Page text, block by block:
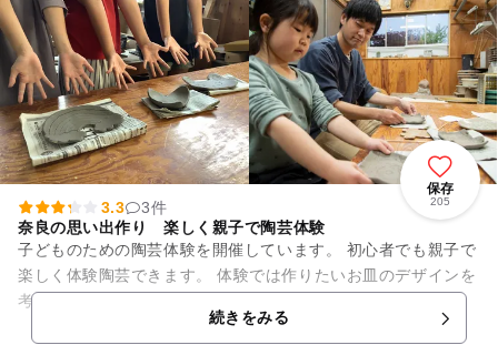
保存
205
3.3
3件
奈良の思い出作り 楽しく親子で陶芸体験
子どものための陶芸体験を開催しています。 初心者でも親子で
楽しく体験陶芸できます。 体験では作りたいお皿のデザインを
考えていただき、世界に1つだけのオリジナルお皿を制作でき
続きをみる